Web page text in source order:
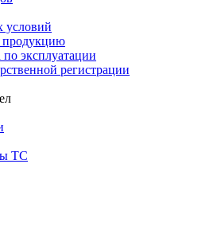
условий
продукцию
по эксплуатации
регистрации
ТС